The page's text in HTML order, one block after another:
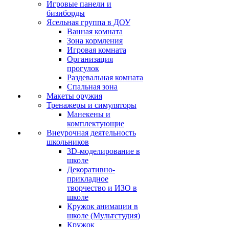
Игровые панели и
бизиборды
Ясельная группа в ДОУ
Ванная комната
Зона кормления
Игровая комната
Организация
прогулок
Раздевальная комната
Спальная зона
Макеты оружия
Тренажеры и симуляторы
Манекены и
комплектующие
Внеурочная деятельность
школьников
3D-моделирование в
школе
Декоративно-
прикладное
творчество и ИЗО в
школе
Кружок анимации в
школе (Мультстудия)
Кружок